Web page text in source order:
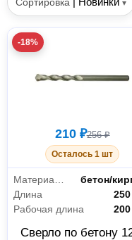
▾
-18%
210 ₽256 ₽
Осталось 1 шт
бетон/
Длина
Рабочая длина
Сверло по бетону